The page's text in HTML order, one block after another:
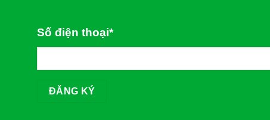
Số điện thoại*